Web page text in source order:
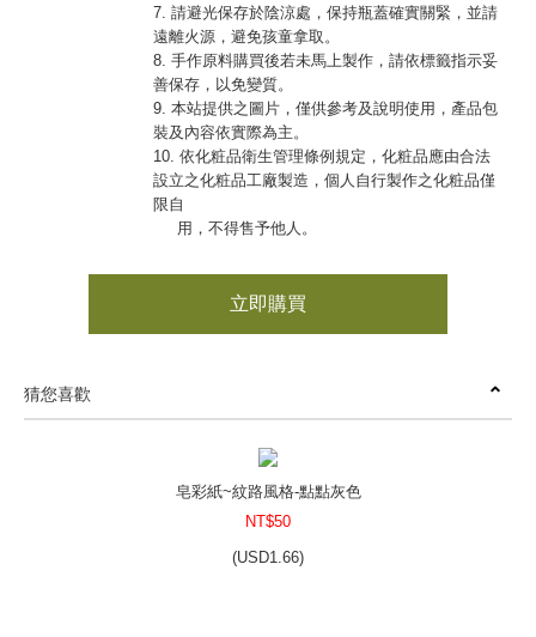
7. 請避光保存於陰涼處，保持瓶蓋確實關緊，並請
遠離火源，避免孩童拿取。
8. 手作原料購買後若未馬上製作，請依標籤指示妥
善保存，以免變質。
9. 本站提供之圖片，僅供參考及說明使用，產品包
裝及內容依實際為主。
10. 依化粧品衛生管理條例規定，化粧品應由合法
設立之化粧品工廠製造，個人自行製作之化粧品僅
限自
用，不得售予他人。
立即購買
猜您喜歡
皂彩紙~紋路風格-點點灰色
NT$50
(USD1.66)